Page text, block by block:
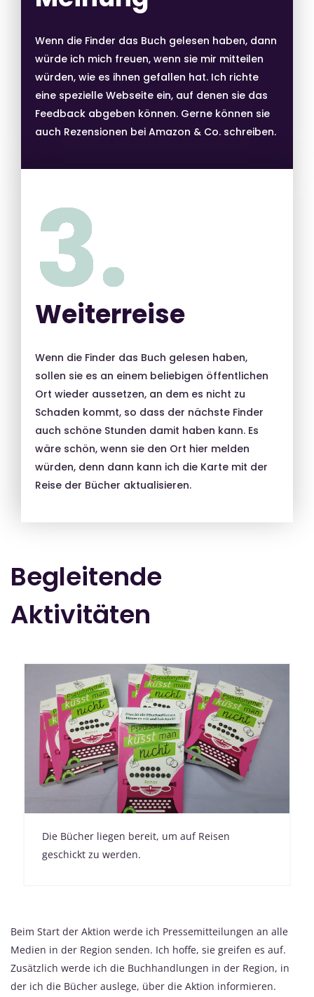
Wenn die Finder das Buch gelesen haben, dann
würde ich mich freuen, wenn sie mir mitteilen
würden, wie es ihnen gefallen hat. Ich richte
eine spezielle Webseite ein, auf denen sie das
Feedback abgeben können. Gerne können sie
auch Rezensionen bei Amazon & Co. schreiben.
3.
Weiterreise
Wenn die Finder das Buch gelesen haben,
sollen sie es an einem beliebigen öffentlichen
Ort wieder aussetzen, an dem es nicht zu
Schaden kommt, so dass der nächste Finder
auch schöne Stunden damit haben kann. Es
wäre schön, wenn sie den Ort hier melden
würden, denn dann kann ich die Karte mit der
Reise der Bücher aktualisieren.
Begleitende
Aktivitäten
Die Bücher liegen bereit, um auf Reisen
geschickt zu werden.
Beim Start der Aktion werde ich Pressemitteilungen an alle
Medien in der Region senden. Ich hoffe, sie greifen es auf.
Zusätzlich werde ich die Buchhandlungen in der Region, in
der ich die Bücher auslege, über die Aktion informieren.